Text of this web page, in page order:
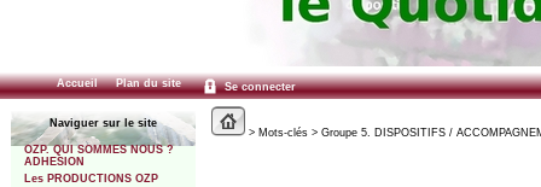
Accueil Plan du site Se connecter
Naviguer sur le site
OZP. QUI SOMMES NOUS ?
ADHESION
Les PRODUCTIONS OZP
> Mots-clés > Groupe 5. DISPOSITIFS /